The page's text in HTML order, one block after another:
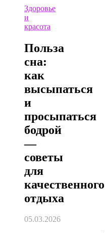
Здоровье
и
красота
Польза
сна:
как
высыпаться
и
просыпаться
бодрой
—
советы
для
качественного
отдыха
05.03.2026